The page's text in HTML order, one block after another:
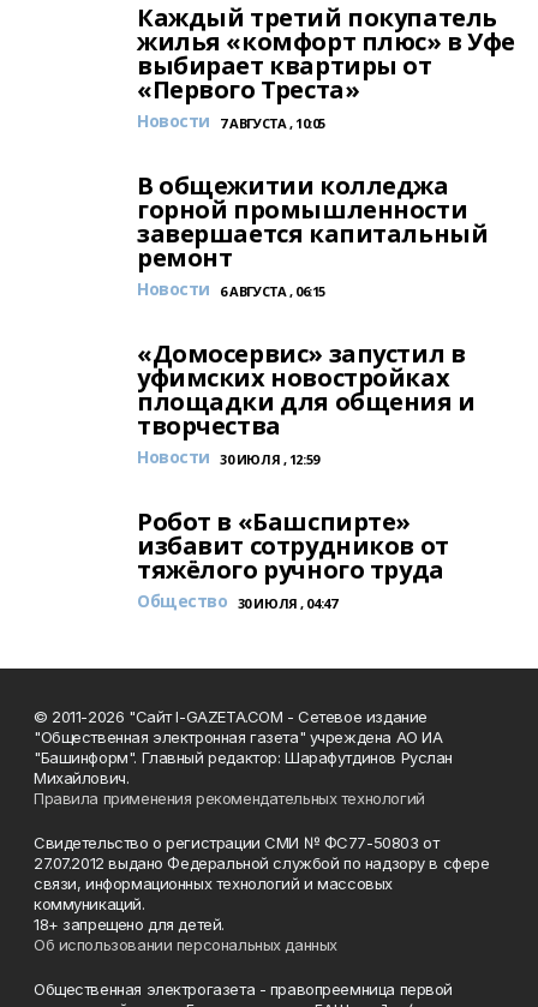
Каждый третий покупатель
жилья «комфорт плюс» в Уфе
выбирает квартиры от
«Первого Треста»
Новости 7 АВГУСТА , 10:05
В общежитии колледжа
горной промышленности
завершается капитальный
ремонт
Новости 6 АВГУСТА , 06:15
«Домосервис» запустил в
уфимских новостройках
площадки для общения и
творчества
Новости 30 ИЮЛЯ , 12:59
Робот в «Башспирте»
избавит сотрудников от
тяжёлого ручного труда
Общество 30 ИЮЛЯ , 04:47
© 2011-2026 "Сайт I-GAZETA.COM - Сетевое издание
"Общественная электронная газета" учреждена АО ИА
"Башинформ". Главный редактор: Шарафутдинов Руслан
Михайлович.
Правила применения рекомендательных технологий
Свидетельство о регистрации СМИ № ФС77-50803 от
27.07.2012 выдано Федеральной службой по надзору в сфере
связи, информационных технологий и массовых
коммуникаций.
18+ запрещено для детей.
Об использовании персональных данных
Общественная электрогазета - правопреемница первой